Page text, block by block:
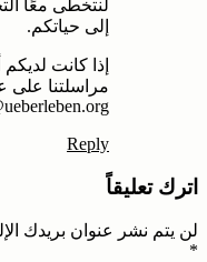
لنتخطى معًا
إلى حياتكم.
إذا كانت
مراسلتنا على
Reply
اترك تعليقاً
لن يتم نشر عنوان بريدك
*